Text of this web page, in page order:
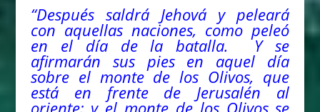
“Después saldrá Jehová y peleará
con aquellas naciones, como peleó
en el día de la batalla. Y se
afirmarán sus pies en aquel día
sobre el monte de los Olivos, que
está en frente de Jerusalén al
oriente; y el monte de los Olivos se